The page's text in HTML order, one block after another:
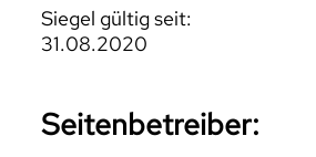
Siegel gültig seit:
31.08.2020
Seitenbetreiber: